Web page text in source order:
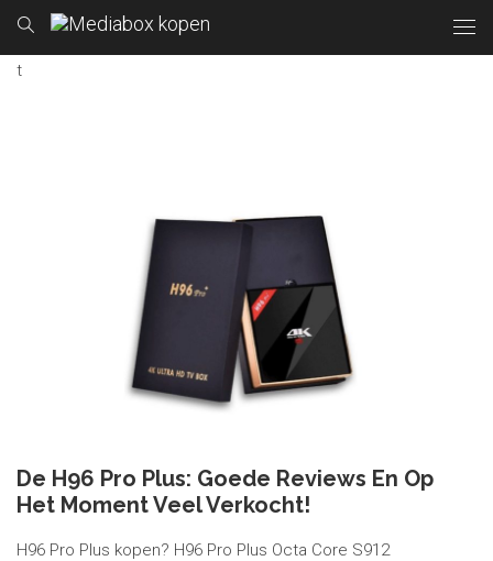
t
De H96 Pro Plus: Goede Reviews En Op
Het Moment Veel Verkocht!
H96 Pro Plus kopen? H96 Pro Plus Octa Core S912